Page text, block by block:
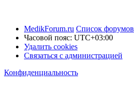
MedikForum.ru Список форумов
Часовой пояс: UTC+03:00
Удалить cookies
Связаться с администрацией
Конфиденциальность